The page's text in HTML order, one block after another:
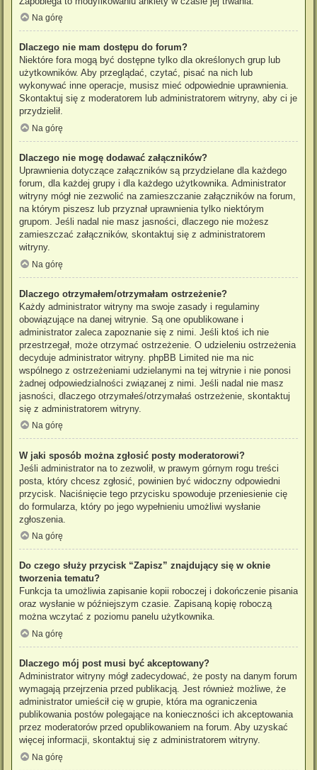
Na górę
Dlaczego nie mam dostępu do forum?
Niektóre fora mogą być dostępne tylko dla określonych grup lub
użytkowników. Aby przeglądać, czytać, pisać na nich lub
wykonywać inne operacje, musisz mieć odpowiednie uprawnienia.
Skontaktuj się z moderatorem lub administratorem witryny, aby ci je
przydzielił.
Na górę
Dlaczego nie mogę dodawać załączników?
Uprawnienia dotyczące załączników są przydzielane dla każdego
forum, dla każdej grupy i dla każdego użytkownika. Administrator
witryny mógł nie zezwolić na zamieszczanie załączników na forum,
na którym piszesz lub przyznał uprawnienia tylko niektórym
grupom. Jeśli nadal nie masz jasności, dlaczego nie możesz
zamieszczać załączników, skontaktuj się z administratorem
witryny.
Na górę
Dlaczego otrzymałem/otrzymałam ostrzeżenie?
Każdy administrator witryny ma swoje zasady i regulaminy
obowiązujące na danej witrynie. Są one opublikowane i
administrator zaleca zapoznanie się z nimi. Jeśli ktoś ich nie
przestrzegał, może otrzymać ostrzeżenie. O udzieleniu ostrzeżenia
decyduje administrator witryny. phpBB Limited nie ma nic
wspólnego z ostrzeżeniami udzielanymi na tej witrynie i nie ponosi
żadnej odpowiedzialności związanej z nimi. Jeśli nadal nie masz
jasności, dlaczego otrzymałeś/otrzymałaś ostrzeżenie, skontaktuj
się z administratorem witryny.
Na górę
W jaki sposób można zgłosić posty moderatorowi?
Jeśli administrator na to zezwolił, w prawym górnym rogu treści
posta, który chcesz zgłosić, powinien być widoczny odpowiedni
przycisk. Naciśnięcie tego przycisku spowoduje przeniesienie cię
do formularza, który po jego wypełnieniu umożliwi wysłanie
zgłoszenia.
Na górę
Do czego służy przycisk “Zapisz” znajdujący się w oknie
tworzenia tematu?
Funkcja ta umożliwia zapisanie kopii roboczej i dokończenie pisania
oraz wysłanie w późniejszym czasie. Zapisaną kopię roboczą
można wczytać z poziomu panelu użytkownika.
Na górę
Dlaczego mój post musi być akceptowany?
Administrator witryny mógł zadecydować, że posty na danym forum
wymagają przejrzenia przed publikacją. Jest również możliwe, że
administrator umieścił cię w grupie, która ma ograniczenia
publikowania postów polegające na konieczności ich akceptowania
przez moderatorów przed opublikowaniem na forum. Aby uzyskać
więcej informacji, skontaktuj się z administratorem witryny.
Na górę